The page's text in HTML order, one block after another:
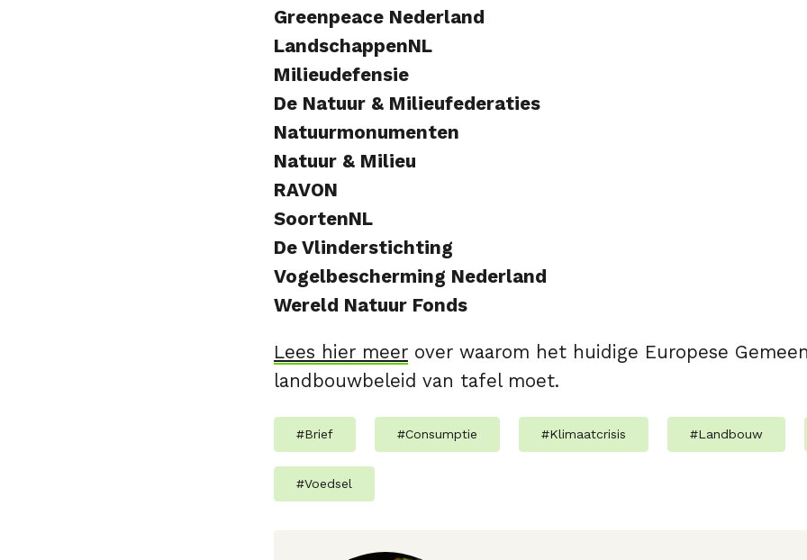
Greenpeace Nederland
LandschappenNL
Milieudefensie
De Natuur & Milieufederaties
Natuurmonumenten
Natuur & Milieu
RAVON
SoortenNL
De Vlinderstichting
Vogelbescherming Nederland
Wereld Natuur Fonds
Lees hier meer over waarom het huidige Europese
landbouwbeleid van tafel moet.
#Brief #Consumptie #Klimaatcrisis #Landbouw
#Voedsel